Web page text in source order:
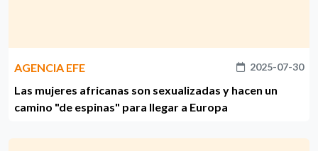
AGENCIA EFE 2025-07-30
Las mujeres africanas son sexualizadas y hacen un
camino "de espinas" para llegar a Europa